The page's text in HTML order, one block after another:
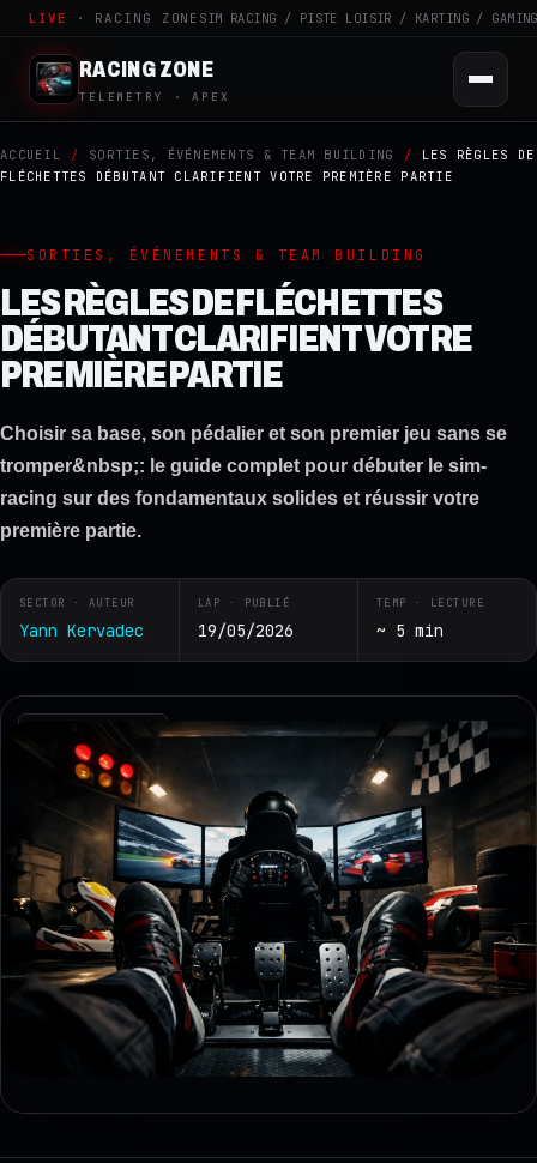
LIVE · RACING ZONE SIM RACING / PISTE LOISIR / KARTING / GAMING
RACING ZONE
TELEMETRY · APEX
ACCUEIL / SORTIES, ÉVÉNEMENTS & TEAM BUILDING /
LES RÈGLES DE
FLÉCHETTES DÉBUTANT CLARIFIENT VOTRE PREMIÈRE PARTIE
SORTIES, ÉVÉNEMENTS & TEAM BUILDING
LES RÈGLES DE FLÉCHETTES
DÉBUTANT CLARIFIENT VOTRE
PREMIÈRE PARTIE
Choisir sa base, son pédalier et son premier jeu sans se
tromper&nbsp;: le guide complet pour débuter le sim-
racing sur des fondamentaux solides et réussir votre
première partie.
SECTOR · AUTEUR
Yann Kervadec
LAP · PUBLIÉ
19/05/2026
TEMP · LECTURE
~ 5 min